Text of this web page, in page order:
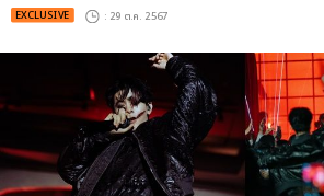
EXCLUSIVE : 29 ต.ค. 2567